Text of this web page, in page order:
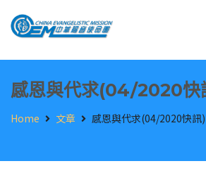
感恩與代求(04/2020快
Home 文章 感恩與代求(04/2020快訊)